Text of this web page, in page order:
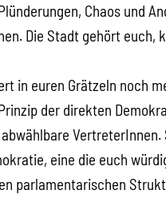
Chaos und
Die Stadt gehört euch,
in euren Grätzeln noch
der direkten
eine die euch
parlamentarischen